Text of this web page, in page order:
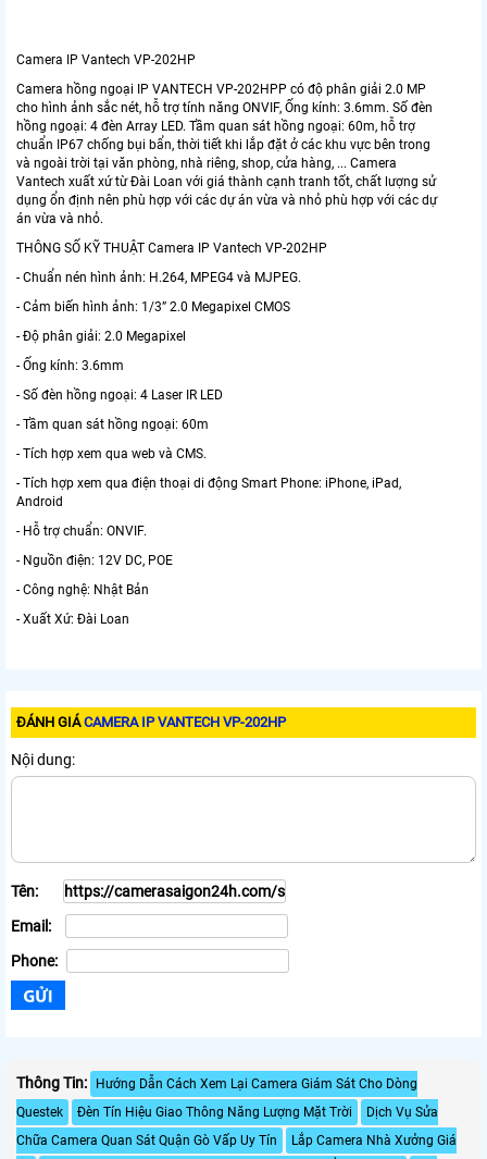
Camera IP Vantech VP-202HP
Camera hồng ngoại IP VANTECH VP-202HPP có độ phân giải 2.0 MP
cho hình ảnh sắc nét, hỗ trợ tính năng ONVIF, Ống kính: 3.6mm. Số đèn
hồng ngoại: 4 đèn Array LED. Tầm quan sát hồng ngoại: 60m, hỗ trợ
chuẩn IP67 chống bụi bẩn, thời tiết khi lắp đặt ở các khu vực bên trong
và ngoài trời tại văn phòng, nhà riêng, shop, cửa hàng, ... Camera
Vantech xuất xứ từ Đài Loan với giá thành cạnh tranh tốt, chất lượng sử
dụng ổn định nên phù hợp với các dự án vừa và nhỏ phù hợp với các dự
án vừa và nhỏ.
THÔNG SỐ KỸ THUẬT Camera IP Vantech VP-202HP
- Chuẩn nén hình ảnh: H.264, MPEG4 và MJPEG.
- Cảm biến hình ảnh: 1/3” 2.0 Megapixel CMOS
- Độ phân giải: 2.0 Megapixel
- Ống kính: 3.6mm
- Số đèn hồng ngoại: 4 Laser IR LED
- Tầm quan sát hồng ngoại: 60m
- Tích hợp xem qua web và CMS.
- Tích hợp xem qua điện thoại di động Smart Phone: iPhone, iPad,
Android
- Hỗ trợ chuẩn: ONVIF.
- Nguồn điện: 12V DC, POE
- Công nghệ: Nhật Bản
- Xuất Xứ: Đài Loan
ĐÁNH GIÁCAMERA IP VANTECH VP-202HP
Nội dung:
Tên:
Email:
Phone:
Thông Tin:
Hướng Dẫn Cách Xem Lại Camera Giám Sát Cho Dòng
Questek
Đèn Tín Hiệu Giao Thông Năng Lượng Mặt Trời
Dịch Vụ Sửa
Chữa Camera Quan Sát Quận Gò Vấp Uy Tín
Lắp Camera Nhà Xưởng Giá